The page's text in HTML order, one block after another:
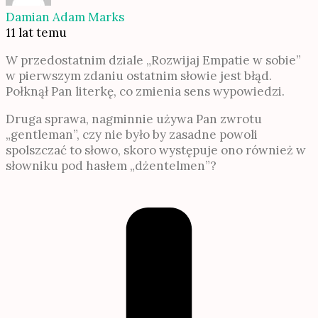
Damian Adam Marks
11 lat temu
W przedostatnim dziale „Rozwijaj Empatie w sobie”
w pierwszym zdaniu ostatnim słowie jest błąd.
Połknął Pan literkę, co zmienia sens wypowiedzi.
Druga sprawa, nagminnie używa Pan zwrotu
„gentleman”, czy nie było by zasadne powoli
spolszczać to słowo, skoro występuje ono również w
słowniku pod hasłem „dżentelmen”?